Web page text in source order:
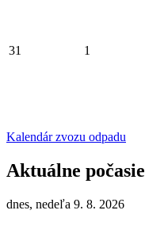
31 1
Kalendár zvozu odpadu
Aktuálne počasie
dnes, nedeľa 9. 8. 2026